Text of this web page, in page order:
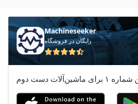
هماهنگ کردن دستگاه های خسته کننده
Machineseeker
رایگان در فروشگاه